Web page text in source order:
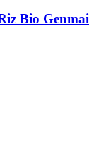
Bio Genmai